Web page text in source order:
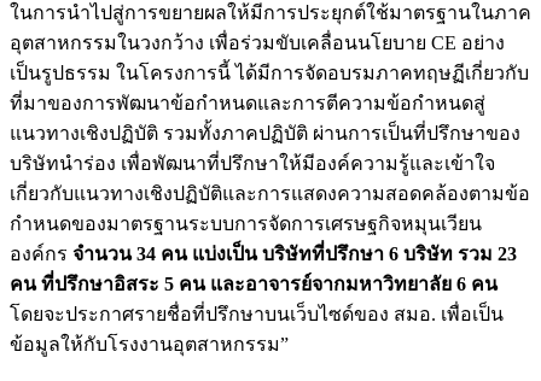
ในการนำไปสู่การขยายผลให้มีการประยุกต์ใช้มาตรฐานในภาค
อุตสาหกรรมในวงกว้าง เพื่อร่วมขับเคลื่อนนโยบาย CE อย่าง
เป็นรูปธรรม ในโครงการนี้ ได้มีการจัดอบรมภาคทฤษฏีเกี่ยวกับ
ที่มาของการพัฒนาข้อกำหนดและการตีความข้อกำหนดสู่
แนวทางเชิงปฏิบัติ รวมทั้งภาคปฏิบัติ ผ่านการเป็นที่ปรึกษาของ
บริษัทนำร่อง เพื่อพัฒนาที่ปรึกษาให้มีองค์ความรู้และเข้าใจ
เกี่ยวกับแนวทางเชิงปฏิบัติและการแสดงความสอดคล้องตามข้อ
กำหนดของมาตรฐานระบบการจัดการเศรษฐกิจหมุนเวียน
องค์กร จำนวน 34 คน แบ่งเป็น บริษัทที่ปรึกษา 6 บริษัท รวม 23
คน ที่ปรึกษาอิสระ 5 คน และอาจารย์จากมหาวิทยาลัย 6 คน
โดยจะประกาศรายชื่อที่ปรึกษาบนเว็บไซด์ของ สมอ. เพื่อเป็น
ข้อมูลให้กับโรงงานอุตสาหกรรม”